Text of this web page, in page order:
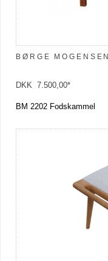
BØRGE MOGENSEN
DKK 7.500,00*
BM 2202 Fodskammel